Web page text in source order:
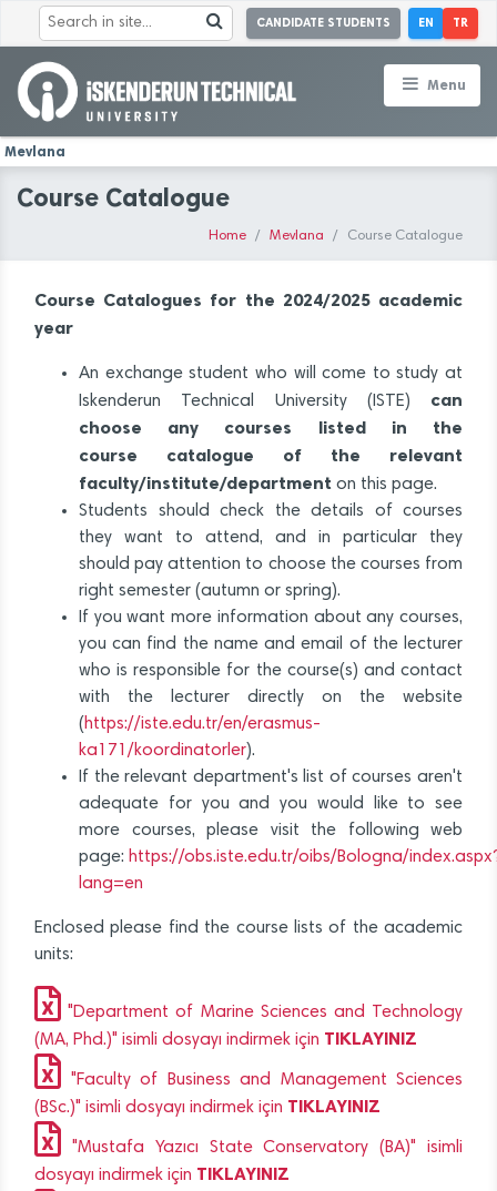
CANDIDATE STUDENTS EN TR
Menu
Mevlana
Course Catalogue
Home Mevlana Course Catalogue
Course Catalogues for the 2024/2025 academic
year
An exchange student who will come to study at
Iskenderun Technical University (ISTE)
can
choose any courses listed in the
course catalogue of the relevant
faculty/institute/department on this page.
Students should check the details of courses
they want to attend, and in particular they
should pay attention to choose the courses from
right semester (autumn or spring).
If you want more information about any courses,
you can find the name and email of the lecturer
who is responsible for the course(s) and contact
with the lecturer directly on the website
(https://iste.edu.tr/en/erasmus-
ka171/koordinatorler).
If the relevant department's list of courses aren't
adequate for you and you would like to see
more courses, please visit the following web
page: https://obs.iste.edu.tr/oibs/Bologna/
lang=en
Enclosed please find the course lists of the academic
units:
"Department of Marine Sciences and Technology
(MA, Phd.)" isimli dosyayı indirmek için TIKLAYINIZ
"Faculty of Business and Management Sciences
(BSc.)" isimli dosyayı indirmek için TIKLAYINIZ
"Mustafa Yazıcı State Conservatory (BA)" isimli
dosyayı indirmek için TIKLAYINIZ